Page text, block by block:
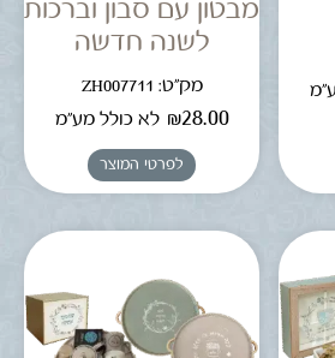
מבטון עם סבון וברכות
לשנה חדשה
מק"ט: ZH007711
₪28.00 לא כולל מע"מ
לפרטי המוצר